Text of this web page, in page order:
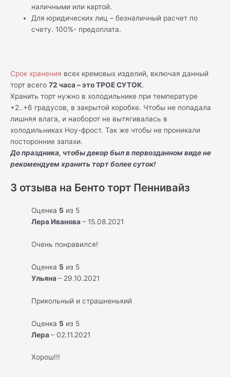
наличными или картой.
Для юридических лиц – безналичный расчет по
счету. 100%- предоплата.
Срок хранения всех кремовых изделий, включая данный
торт всего 72 часа – это ТРОЕ СУТОК.
Хранить торт нужно в холодильнике при температуре
+2..+6 градусов, в закрытой коробке. Чтобы не попадала
лишняя влага, и наоборот не вытягивалась в
холодильниках Ноу-фрост. Так же чтобы не проникали
посторонние запахи.
До праздника, чтобы декор был в первозданном виде не
рекомендуем хранить торт более суток!
3 отзыва на Бенто торт Пеннивайз
Оценка 5 из 5
Лера Иванова– 15.08.2021
Очень понравился!
Оценка 5 из 5
Ульяна– 29.10.2021
Прикольный и страшненький
Оценка 5 из 5
Лера– 02.11.2021
Хорош!!!